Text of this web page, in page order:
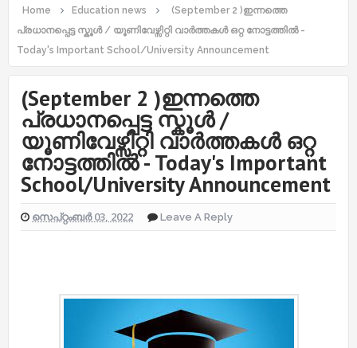
Home Education news
(September 2 )ഇന്നത്തെ
പ്രധാനപ്പെട്ട സ്കൂൾ / യൂണിവേഴ്സിറ്റി വാർത്തകൾ ഒറ്റ നോട്ടത്തിൽ -
Today's Important School/University Announcement
(September 2 )ഇന്നത്തെ
പ്രധാനപ്പെട്ട സ്കൂൾ /
യൂണിവേഴ്സിറ്റി വാർത്തകൾ ഒറ്റ
നോട്ടത്തിൽ - Today's Important
School/University Announcement
സെപ്റ്റംബർ 03, 2022 Leave A Reply